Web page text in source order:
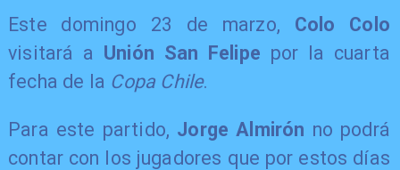
Este domingo 23 de marzo, Colo Colo
visitará a Unión San Felipe por la cuarta
fecha de la Copa Chile.
Para este partido, Jorge Almirón no podrá
contar con los jugadores que por estos días